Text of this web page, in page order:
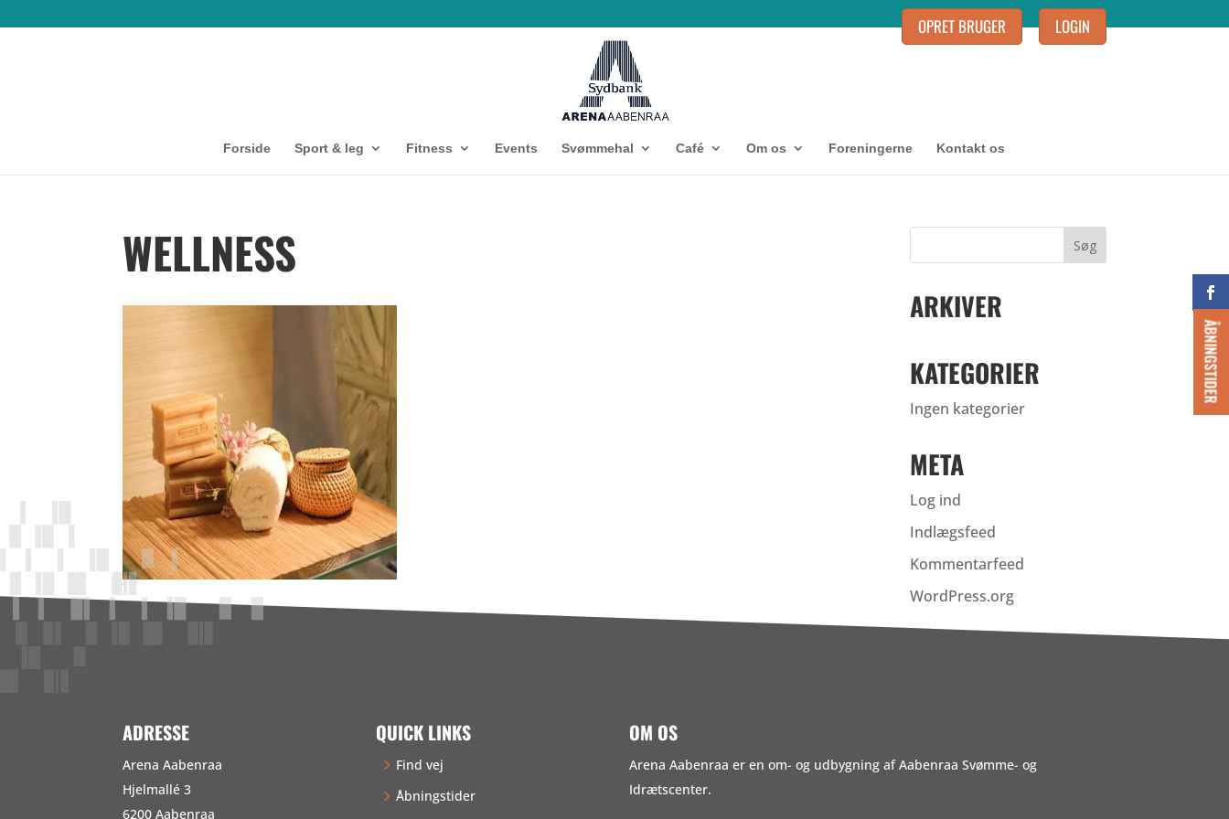
ÅBNINGSTIDER
OPRET BRUGER LOGIN
Forside Sport & leg Fitness Events Svømmehal Café Om os Foreningerne Kontakt os
WELLNESS
ARKIVER
KATEGORIER
Ingen kategorier
META
Log ind
Indlægsfeed
Kommentarfeed
WordPress.org
ADRESSE
Arena Aabenraa
Hjelmallé 3
6200 Aabenraa
QUICK LINKS
Find vej
Åbningstider
OM OS
Arena Aabenraa er en om- og udbygning af Aabenraa Svømme- og
Idrætscenter.